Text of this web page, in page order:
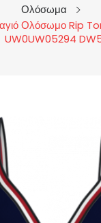
Ολόσωμα
Ολόσωμο Rip
UW0UW05294